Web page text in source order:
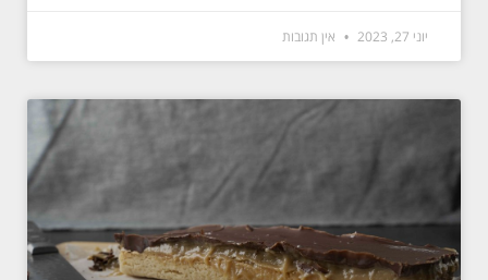
יוני 27, 2023 אין תגובות